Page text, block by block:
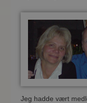
Jeg hadde vært